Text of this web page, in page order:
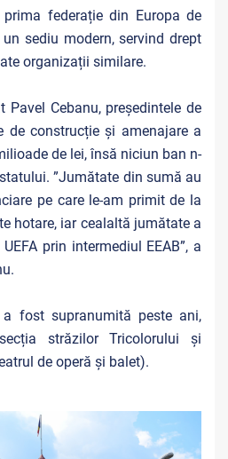
federație din Europa de
sediu modern, servind drept
organizații similare.
Cebanu, președintele de
de construcție și amenajare a
de lei, însă niciun ban n-
”Jumătate din sumă au
pe care le-am primit de la
hotare, iar cealaltă jumătate a
prin intermediul EEAB”, a
fost supranumită peste ani,
străzilor Tricolorului și
de operă și balet).